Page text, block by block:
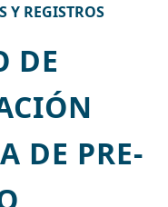
Y REGISTROS
DE
DE PRE-